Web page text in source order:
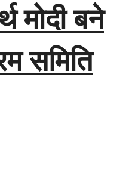
मोदी बने
समिति